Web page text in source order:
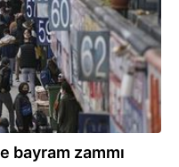
bayram zammı